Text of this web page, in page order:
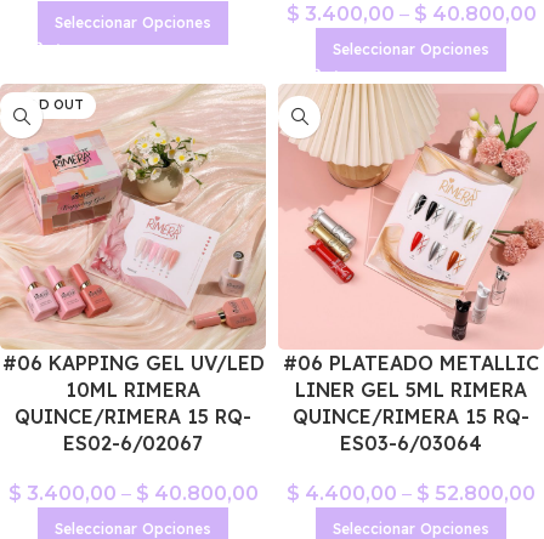
Seleccionar Opciones $ 3.400,00 – $ 40.800,00
Seleccionar Opciones
SOLD OUT
#06 KAPPING GEL UV/LED
10ML RIMERA
QUINCE/RIMERA 15 RQ-
ES02-6/02067
$ 3.400,00 – $ 40.800,00
Seleccionar Opciones
#06 PLATEADO METALLIC
LINER GEL 5ML RIMERA
QUINCE/RIMERA 15 RQ-
ES03-6/03064
$ 4.400,00 – $ 52.800,00
Seleccionar Opciones